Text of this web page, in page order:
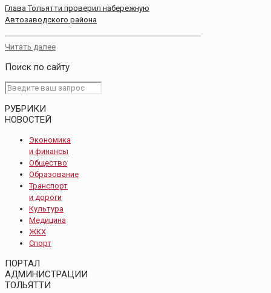
Глава Тольятти проверил набережную
Автозаводского района
Читать далее
Поиск по сайту
РУБРИКИ
НОВОСТЕЙ
Экономика
и финансы
Общество
Образование
Транспорт
и дороги
Культура
Медицина
ЖКХ
Спорт
ПОРТАЛ
АДМИНИСТРАЦИИ
ТОЛЬЯТТИ